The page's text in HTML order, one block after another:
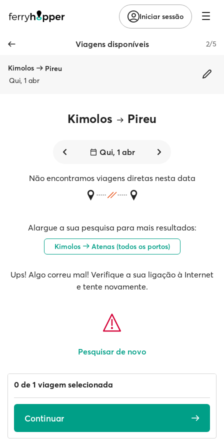
Iniciar sessão
Viagens disponíveis 2/5
Kimolos
Pireu
Qui, 1 abr
Kimolos Pireu
Qui, 1 abr
Não encontramos viagens diretas nesta data
Alargue a sua pesquisa para mais resultados:
Kimolos Atenas (todos os portos)
Ups! Algo correu mal! Verifique a sua ligação à Internet
e tente novamente.
Pesquisar de novo
0 de 1 viagem selecionada
Continuar